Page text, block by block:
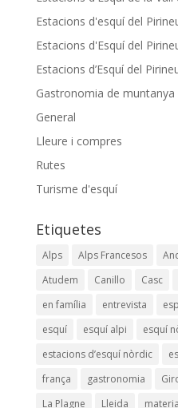
Estacions d'esquí del
Estacions d'Esquí del
Estacions d’Esquí del
Gastronomia de muntanya
General
Lleure i compres
Rutes
Turisme d'esquí
Etiquetes
Alps Alps Francesos
Atudem
Canillo Casc
en família
entrevista
esquí
esquí alpi esquí
estacions d’esquí nòrdic
frança
gastronomia
La Plagne
Lleida